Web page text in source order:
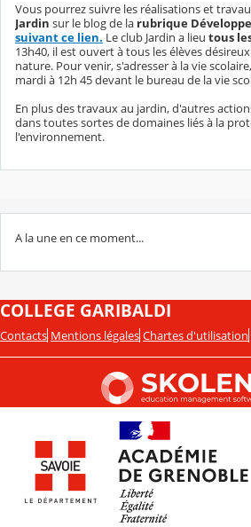
Vous pourrez suivre les réalisations et
Jardin sur le blog de la rubrique
suivant ce lien. Le club Jardin a lieu tous
13h40, il est ouvert à tous les élèves
nature. Pour venir, s'adresser à la vie
mardi à 12h 45 devant le bureau de la vie
En plus des travaux au jardin, d'autres
dans toutes sortes de domaines liés à la
l'environnement.
A la une en ce moment...
COLLEGE GARIBALDI
Contacts Mentions légales Chartes d'utilisation